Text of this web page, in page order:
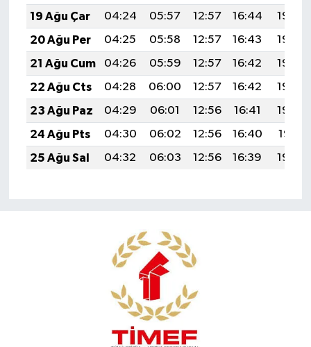
19 Ağu Çar
04:24 05:57 12:57 16:44
19:48
20 Ağu Per
04:25 05:58 12:57 16:43
19:46
21 Ağu Cum
04:26 05:59 12:57 16:42
19:45
22 Ağu Cts
04:28 06:00 12:57 16:42
19:44
23 Ağu Paz
04:29 06:01 12:56 16:41
19:42
24 Ağu Pts
04:30 06:02 12:56 16:40
19:41
25 Ağu Sal
04:32 06:03 12:56 16:39 19:39